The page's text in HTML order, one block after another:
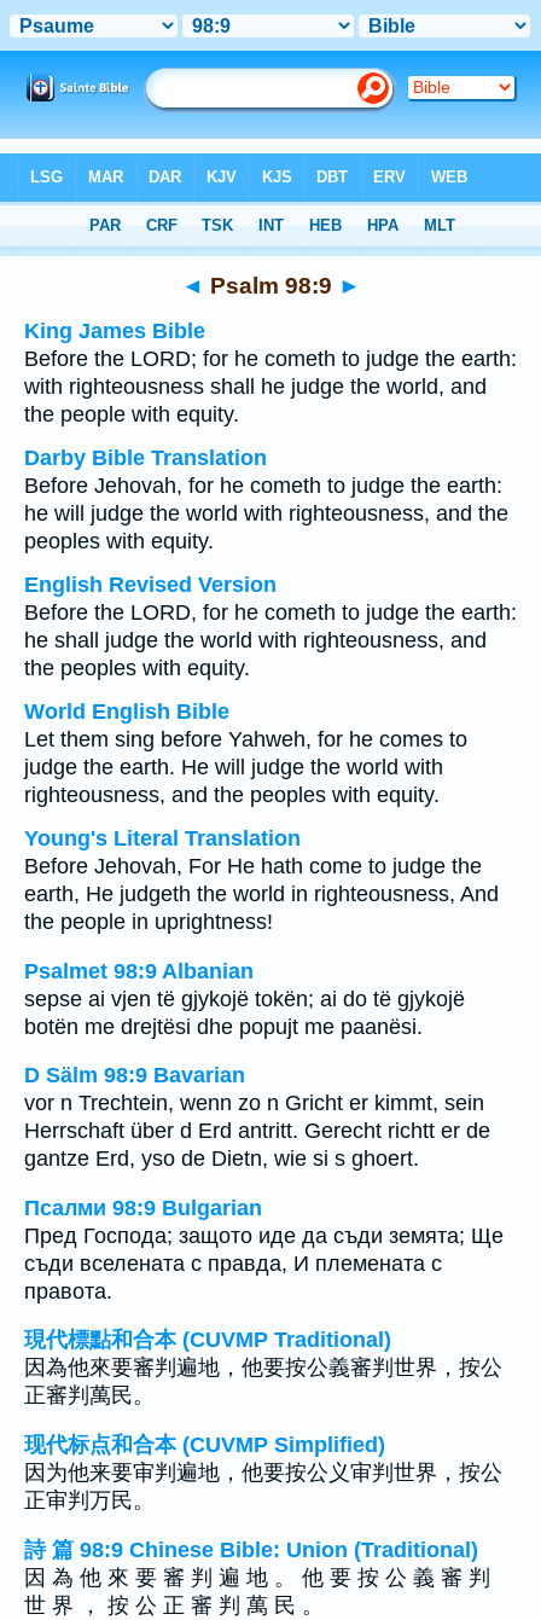
> Psalm 98:9
◄ Psalm 98:9 ►
King James Bible
Before the LORD; for he cometh to judge the earth:
with righteousness shall he judge the world, and
the people with equity.
Darby Bible Translation
Before Jehovah, for he cometh to judge the earth:
he will judge the world with righteousness, and the
peoples with equity.
English Revised Version
Before the LORD, for he cometh to judge the earth:
he shall judge the world with righteousness, and
the peoples with equity.
World English Bible
Let them sing before Yahweh, for he comes to
judge the earth. He will judge the world with
righteousness, and the peoples with equity.
Young's Literal Translation
Before Jehovah, For He hath come to judge the
earth, He judgeth the world in righteousness, And
the people in uprightness!
Psalmet 98:9 Albanian
sepse ai vjen të gjykojë tokën; ai do të gjykojë
botën me drejtësi dhe popujt me paanësi.
D Sälm 98:9 Bavarian
vor n Trechtein, wenn zo n Gricht er kimmt, sein
Herrschaft über d Erd antritt. Gerecht richtt er de
gantze Erd, yso de Dietn, wie si s ghoert.
Псалми 98:9 Bulgarian
Пред Господа; защото иде да съди земята; Ще
съди вселената с правда, И племената с
правота.
現代標點和合本 (CUVMP Traditional)
因為他來要審判遍地，他要按公義審判世界，按公
正審判萬民。
现代标点和合本 (CUVMP Simplified)
因为他来要审判遍地，他要按公义审判世界，按公
正审判万民。
詩 篇 98:9 Chinese Bible: Union (Traditional)
因 為 他 來 要 審 判 遍 地 。 他 要 按 公 義 審 判
世 界 ， 按 公 正 審 判 萬 民 。